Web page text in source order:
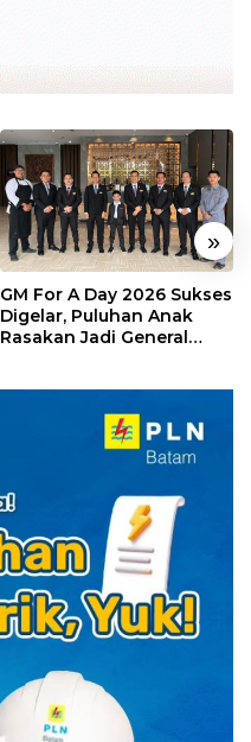
»
GM For A Day 2026 Sukses
Digelar, Puluhan Anak
Rasakan Jadi General